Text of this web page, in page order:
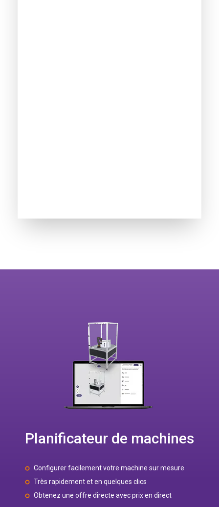
Planificateur de machines
Configurer facilement votre machine sur mesure
Très rapidement et en quelques clics
Obtenez une offre directe avec prix en direct